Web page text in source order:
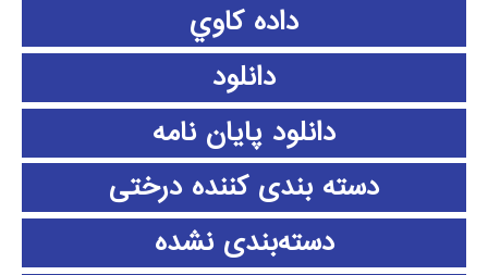
داده كاوي
دانلود
دانلود پايان نامه
دسته بندی کننده درختی
دسته‌بندی نشده